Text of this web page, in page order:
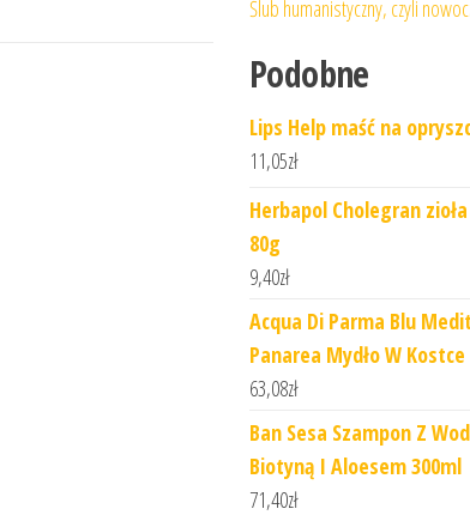
Ślub humanistyczny, czyli
Podobne
Lips Help maść na
11,05zł
Herbapol Cholegran
80g
9,40zł
Acqua Di Parma Blu
Panarea Mydło W Kostce
63,08zł
Ban Sesa Szampon Z
Biotyną I Aloesem 300ml
71,40zł